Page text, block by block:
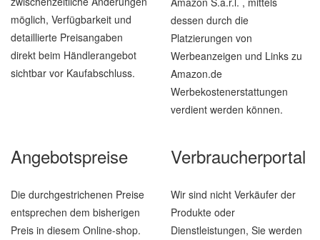
möglich, Verfügbarkeit und
detaillierte Preisangaben
direkt beim Händlerangebot
sichtbar vor Kaufabschluss.
dessen durch die
Platzierungen von
Werbeanzeigen und Links zu
Amazon.de
Werbekostenerstattungen
verdient werden können.
Angebotspreise
Die durchgestrichenen Preise
entsprechen dem bisherigen
Preis in diesem Online-shop.
Verbraucherportal
Wir sind nicht Verkäufer der
Produkte oder
Dienstleistungen, Sie werden